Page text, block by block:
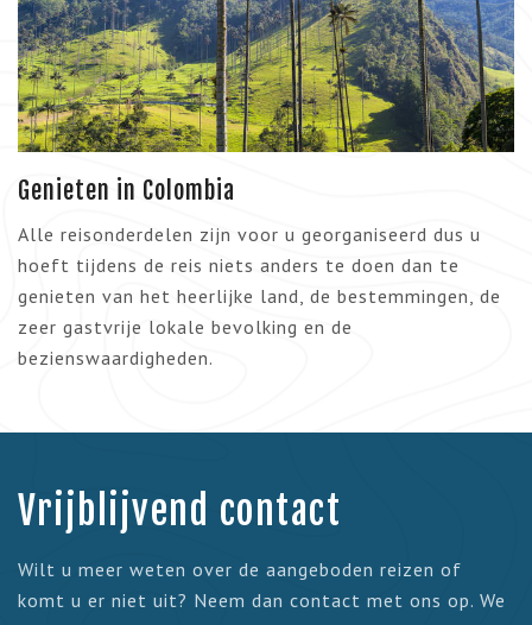
Genieten in Colombia
Alle reisonderdelen zijn voor u georganiseerd dus u
hoeft tijdens de reis niets anders te doen dan te
genieten van het heerlijke land, de bestemmingen, de
zeer gastvrije lokale bevolking en de
bezienswaardigheden.
Vrijblijvend contact
Wilt u meer weten over de aangeboden reizen of
komt u er niet uit? Neem dan contact met ons op. We